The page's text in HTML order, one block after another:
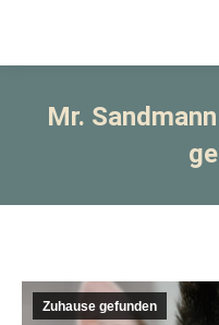
Mr.
Zuhause gefunden